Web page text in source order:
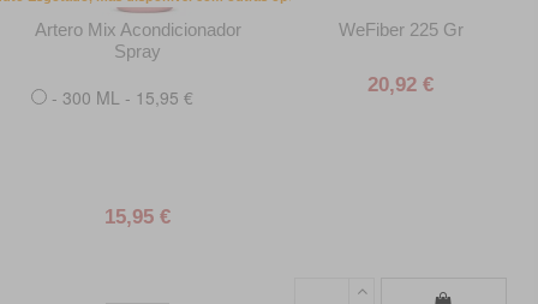
Artero Mix Acondicionador
Spray
- 300 ML - 15,95 €
15,95 €
WeFiber 225 Gr
20,92 €